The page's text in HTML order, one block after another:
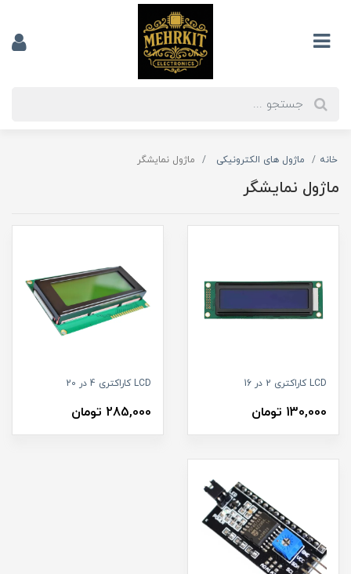
خانه ماژول های الکترونیکی ماژول نمایشگر
ماژول نمایشگر
LCD کاراکتری 2 در 16
130,000 تومان
LCD کاراکتری 4 در 20
285,000 تومان